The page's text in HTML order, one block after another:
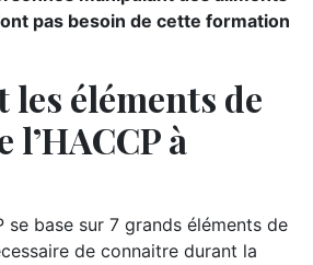
pas besoin de cette formation
les éléments de
l’HACCP à
se base sur 7 grands éléments de
de connaitre durant la